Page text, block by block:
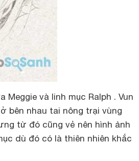
và linh mục Ralph . Vun
bên nhau tai nông trại vùng
từ đó cũng vẻ nên hình ảnh
dù đó có là thiên nhiên khắc